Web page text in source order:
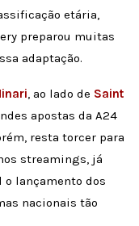
etária,
preparou muitas
adaptação.
, ao lado de Saint
apostas da A24
resta torcer para
streamings, já
o lançamento dos
nacionais tão